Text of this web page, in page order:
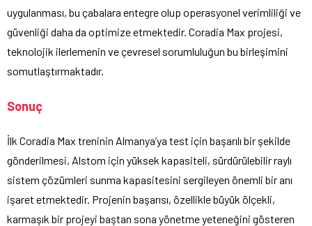
uygulanması, bu çabalara entegre olup operasyonel verimliliği ve
güvenliği daha da optimize etmektedir. Coradia Max projesi,
teknolojik ilerlemenin ve çevresel sorumluluğun bu birleşimini
somutlaştırmaktadır.
Sonuç
İlk Coradia Max treninin Almanya’ya test için başarılı bir şekilde
gönderilmesi, Alstom için yüksek kapasiteli, sürdürülebilir raylı
sistem çözümleri sunma kapasitesini sergileyen önemli bir anı
işaret etmektedir. Projenin başarısı, özellikle büyük ölçekli,
karmaşık bir projeyi baştan sona yönetme yeteneğini gösteren